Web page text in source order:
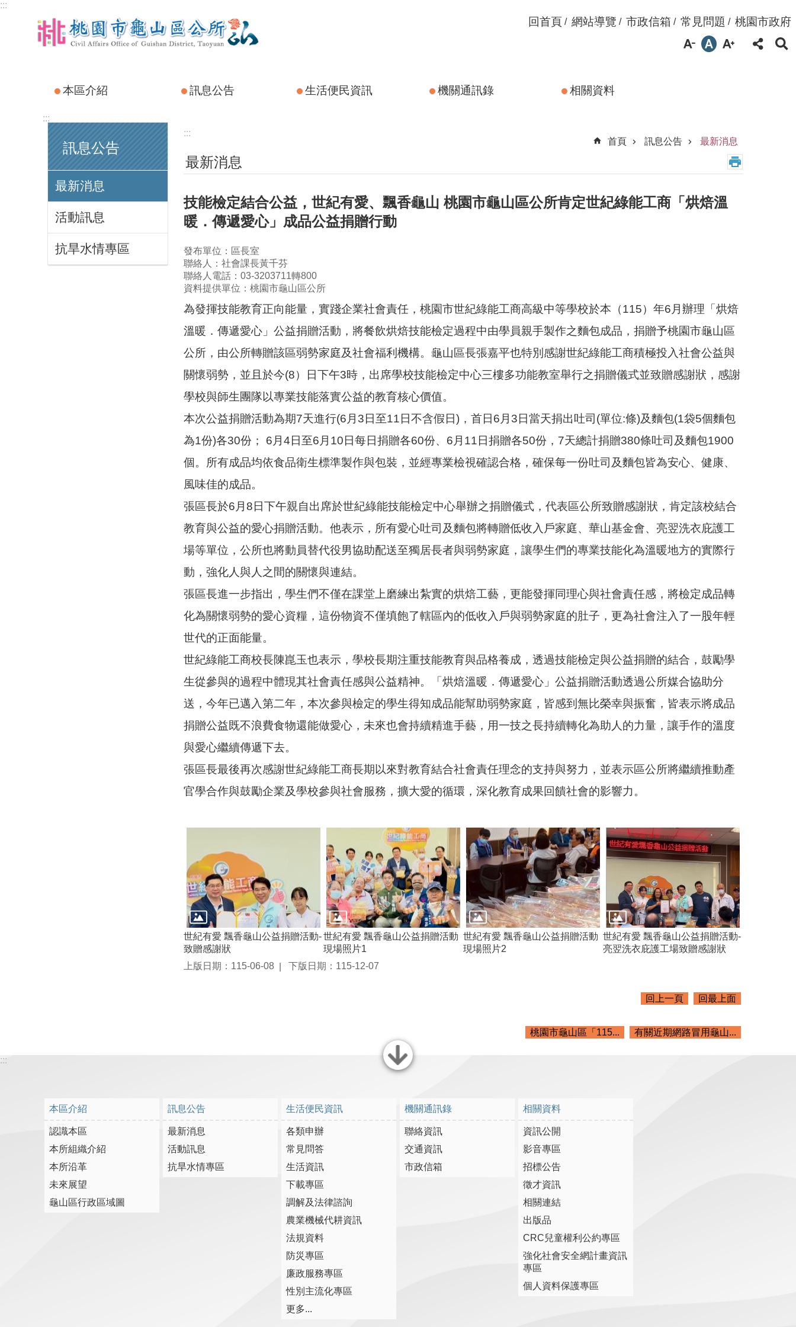
跳到主要內容區塊
:::
回首頁 網站導覽 市政信箱 常見問題 桃園市政府
本區介紹 訊息公告 生活便民資訊 機關通訊錄 相關資料
:::
訊息公告
最新消息
活動訊息
抗旱水情專區
:::
首頁
訊息公告 最新消息
最新消息
技能檢定結合公益，世紀有愛、飄香龜山 桃園市龜山區公所肯定世紀綠能工商「烘焙溫
暖．傳遞愛心」成品公益捐贈行動
發布單位：區長室
聯絡人：社會課長黃千芬
聯絡人電話：03-3203711轉800
資料提供單位：桃園市龜山區公所
為發揮技能教育正向能量，實踐企業社會責任，桃園市世紀綠能工商高級中等學校於本（115）年6月辦理「烘焙
溫暖．傳遞愛心」公益捐贈活動，將餐飲烘焙技能檢定過程中由學員親手製作之麵包成品，捐贈予桃園市龜山區
公所，由公所轉贈該區弱勢家庭及社會福利機構。龜山區長張嘉平也特別感謝世紀綠能工商積極投入社會公益與
關懷弱勢，並且於今(8）日下午3時，出席學校技能檢定中心三樓多功能教室舉行之捐贈儀式並致贈感謝狀，感謝
學校與師生團隊以專業技能落實公益的教育核心價值。
本次公益捐贈活動為期7天進行(6月3日至11日不含假日)，首日6月3日當天捐出吐司(單位:條)及麵包(1袋5個麵包
為1份)各30份； 6月4日至6月10日每日捐贈各60份、6月11日捐贈各50份，7天總計捐贈380條吐司及麵包1900
個。所有成品均依食品衛生標準製作與包裝，並經專業檢視確認合格，確保每一份吐司及麵包皆為安心、健康、
風味佳的成品。
張區長於6月8日下午親自出席於世紀綠能技能檢定中心舉辦之捐贈儀式，代表區公所致贈感謝狀，肯定該校結合
教育與公益的愛心捐贈活動。他表示，所有愛心吐司及麵包將轉贈低收入戶家庭、華山基金會、亮翌洗衣庇護工
場等單位，公所也將動員替代役男協助配送至獨居長者與弱勢家庭，讓學生們的專業技能化為溫暖地方的實際行
動，強化人與人之間的關懷與連結。
張區長進一步指出，學生們不僅在課堂上磨練出紮實的烘焙工藝，更能發揮同理心與社會責任感，將檢定成品轉
化為關懷弱勢的愛心資糧，這份物資不僅填飽了轄區內的低收入戶與弱勢家庭的肚子，更為社會注入了一股年輕
世代的正面能量。
世紀綠能工商校長陳崑玉也表示，學校長期注重技能教育與品格養成，透過技能檢定與公益捐贈的結合，鼓勵學
生從參與的過程中體現其社會責任感與公益精神。「烘焙溫暖．傳遞愛心」公益捐贈活動透過公所媒合協助分
送，今年已邁入第二年，本次參與檢定的學生得知成品能幫助弱勢家庭，皆感到無比榮幸與振奮，皆表示將成品
捐贈公益既不浪費食物還能做愛心，未來也會持續精進手藝，用一技之長持續轉化為助人的力量，讓手作的溫度
與愛心繼續傳遞下去。
張區長最後再次感謝世紀綠能工商長期以來對教育結合社會責任理念的支持與努力，並表示區公所將繼續推動產
官學合作與鼓勵企業及學校參與社會服務，擴大愛的循環，深化教育成果回饋社會的影響力。
世紀有愛 飄香龜山公益捐贈活動-
致贈感謝狀
世紀有愛 飄香龜山公益捐贈活動
現場照片1
世紀有愛 飄香龜山公益捐贈活動
現場照片2
世紀有愛 飄香龜山公益捐贈活動-
亮翌洗衣庇護工場致贈感謝狀
上版日期：115-06-08
下版日期：115-12-07
回上一頁 回最上面
桃園市龜山區「115... 有關近期網路冒用龜山...
關閉
:::
本區介紹
認識本區
本所組織介紹
本所沿革
未來展望
龜山區行政區域圖
訊息公告
最新消息
活動訊息
抗旱水情專區
生活便民資訊
各類申辦
常見問答
生活資訊
下載專區
調解及法律諮詢
農業機械代耕資訊
法規資料
防災專區
廉政服務專區
性別主流化專區
更多...
機關通訊錄
聯絡資訊
交通資訊
市政信箱
相關資料
資訊公開
影音專區
招標公告
徵才資訊
相關連結
出版品
CRC兒童權利公約專區
強化社會安全網計畫資訊
專區
個人資料保護專區